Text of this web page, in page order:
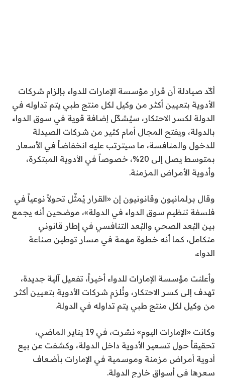
أكّد صيادلة أن قرار مؤسسة الإمارات للدواء بإلزام شركات
الأدوية بتعيين أكثر من وكيل لكل منتج طبي يتم تداوله في
الدولة لكسر الاحتكار، سيُشكّل إضافة قوية في سوق الدواء
بالدولة، ويفتح المجال أمام كثير من شركات الصيدلة
للدخول والمنافسة، ما سيترتب عليه انخفاضاً في الأسعار
بمتوسط يصل إلى 20%، خصوصاً في الأدوية المبتكرة،
وأدوية الأمراض المزمنة.
وقال برلمانيون وقانونيون إن «القرار يُمثّل تحولاً نوعياً في
فلسفة تنظيم سوق الدواء في الدولة»، موضحين أنه يجمع
بين البُعد الصحي والبُعد التنافسي في إطار قانوني
متكامل، كما أنه خطوة مهمة في مسار توطين صناعة
الدواء.
وأعلنت مؤسسة الإمارات للدواء أخيراً، تفعيل آلية جديدة،
تهدف إلى كسر الاحتكار، وتُلزم شركات الأدوية بتعيين أكثر
من وكيل لكل منتج طبي يتم تداوله في الدولة.
وكانت «الإمارات اليوم» نشرت، في 19 يناير الماضي،
تحقيقاً حول تسعير الأدوية داخل الدولة، وكشفت عن بيع
أدوية أمراض مزمنة وموسمية في الإمارات بأضعاف
سعرها في أسواق خارج الدولة.